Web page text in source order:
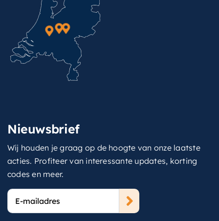
Nieuwsbrief
Wij houden je graag op de hoogte van onze laatste
acties. Profiteer van interessante updates, korting
codes en meer.
E-
mailadres